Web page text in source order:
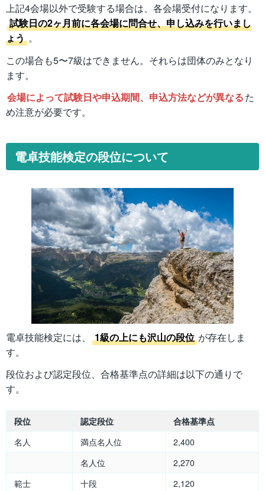
上記4会場以外で受験する場合は、各会場受付になります。
試験日の2ヶ月前に各会場に問合せ、申し込みを行いまし
ょう 。
この場合も5〜7級はできません。それらは団体のみとなり
ます。
会場によって試験日や申込期間、申込方法などが異なるた
め注意が必要です。
電卓技能検定の段位について
電卓技能検定には、 1級の上にも沢山の段位 が存在しま
す。
段位および認定段位、合格基準点の詳細は以下の通りで
す。
段位 認定段位
合格基準点
名人
満点名人位
2,400
名人位
2,270
範士
十段
2,120